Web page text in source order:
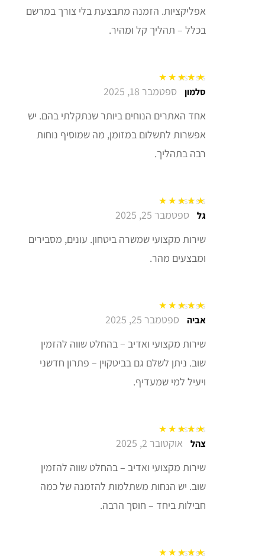
אפליקציות. הזמנה מתבצעת בלי צורך במרשם
בכלל – תהליך קל ומהיר.
דורג5מתוך 5סלמון ספטמבר 18, 2025
אחד האתרים הנוחים ביותר שנתקלתי בהם. יש
אפשרות לתשלום במזומן, מה שמוסיף נוחות
רבה בתהליך.
דורג5 מתוך 5 גל ספטמבר 25, 2025
שירות מקצועי שמשרה ביטחון. עונים, מסבירים
ומבצעים מהר.
דורג5מתוך 5אביה ספטמבר 25, 2025
שירות מקצועי ואדיב – בהחלט שווה להזמין
שוב. ניתן לשלם גם בביטקוין – פתרון חדשני
ויעיל למי שמעדיף.
דורג5מתוך 5 צהל אוקטובר 2, 2025
שירות מקצועי ואדיב – בהחלט שווה להזמין
שוב. יש הנחות משתלמות להזמנה של כמה
חבילות ביחד – חוסך הרבה.